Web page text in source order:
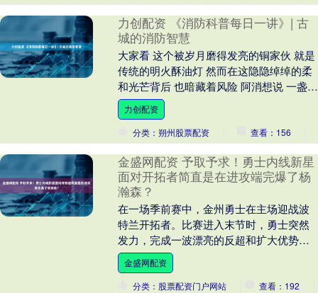
力创配资 《消防科普每日一讲》| 古
城的消防智慧
大家看 这个被岁月磨得发亮的铜家伙 就是
传统的明火酥油灯 然而在这隐隐绰绰的柔
和光芒背后 也暗藏着风险 阿消想说 一盏灯
从火焰到电光 展开剩余56% 变的只是....
力创配资
分类：朔州股票配资
查看：156
金盛网配资 予取予求！勇士内线新星
面对开拓者简直是在进攻端完爆了杨
瀚森？
在一场季前赛中，金州勇士在主场迎战波
特兰开拓者。比赛进入末节时，勇士突然
发力，完成一波漂亮的反超和扩大优势，
最终以129比123拿下对手。这场胜利让勇
士在新赛季....
金盛网配资
分类：股票配资门户网站
查看：192